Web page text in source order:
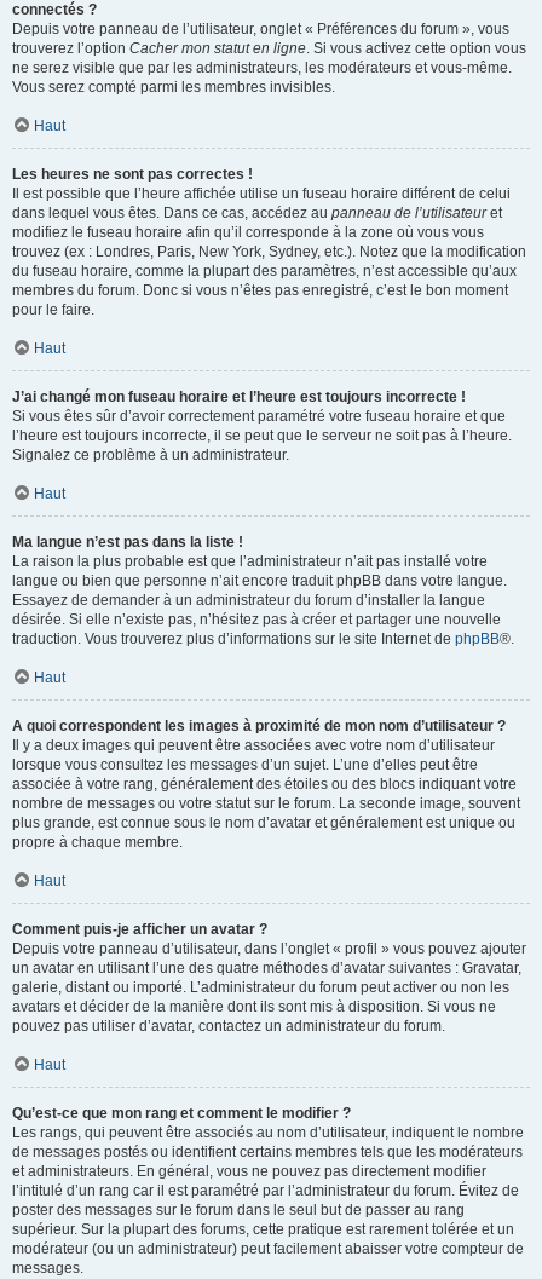
connectés ?
Depuis votre panneau de l’utilisateur, onglet « Préférences du forum », vous
trouverez l’option Cacher mon statut en ligne. Si vous activez cette option vous
ne serez visible que par les administrateurs, les modérateurs et vous-même.
Vous serez compté parmi les membres invisibles.
Haut
Les heures ne sont pas correctes !
Il est possible que l’heure affichée utilise un fuseau horaire différent de celui
dans lequel vous êtes. Dans ce cas, accédez au panneau de l’utilisateuret
modifiez le fuseau horaire afin qu’il corresponde à la zone où vous vous
trouvez (ex : Londres, Paris, New York, Sydney, etc.). Notez que la modification
du fuseau horaire, comme la plupart des paramètres, n’est accessible qu’aux
membres du forum. Donc si vous n’êtes pas enregistré, c’est le bon moment
pour le faire.
Haut
J’ai changé mon fuseau horaire et l’heure est toujours incorrecte !
Si vous êtes sûr d’avoir correctement paramétré votre fuseau horaire et que
l’heure est toujours incorrecte, il se peut que le serveur ne soit pas à l’heure.
Signalez ce problème à un administrateur.
Haut
Ma langue n’est pas dans la liste !
La raison la plus probable est que l’administrateur n’ait pas installé votre
langue ou bien que personne n’ait encore traduit phpBB dans votre langue.
Essayez de demander à un administrateur du forum d’installer la langue
désirée. Si elle n’existe pas, n’hésitez pas à créer et partager une nouvelle
traduction. Vous trouverez plus d’informations sur le site Internet de phpBB®.
Haut
A quoi correspondent les images à proximité de mon nom d’utilisateur ?
Il y a deux images qui peuvent être associées avec votre nom d’utilisateur
lorsque vous consultez les messages d’un sujet. L’une d’elles peut être
associée à votre rang, généralement des étoiles ou des blocs indiquant votre
nombre de messages ou votre statut sur le forum. La seconde image, souvent
plus grande, est connue sous le nom d’avatar et généralement est unique ou
propre à chaque membre.
Haut
Comment puis-je afficher un avatar ?
Depuis votre panneau d’utilisateur, dans l’onglet « profil » vous pouvez ajouter
un avatar en utilisant l’une des quatre méthodes d’avatar suivantes : Gravatar,
galerie, distant ou importé. L’administrateur du forum peut activer ou non les
avatars et décider de la manière dont ils sont mis à disposition. Si vous ne
pouvez pas utiliser d’avatar, contactez un administrateur du forum.
Haut
Qu’est-ce que mon rang et comment le modifier ?
Les rangs, qui peuvent être associés au nom d’utilisateur, indiquent le nombre
de messages postés ou identifient certains membres tels que les modérateurs
et administrateurs. En général, vous ne pouvez pas directement modifier
l’intitulé d’un rang car il est paramétré par l’administrateur du forum. Évitez de
poster des messages sur le forum dans le seul but de passer au rang
supérieur. Sur la plupart des forums, cette pratique est rarement tolérée et un
modérateur (ou un administrateur) peut facilement abaisser votre compteur de
messages.